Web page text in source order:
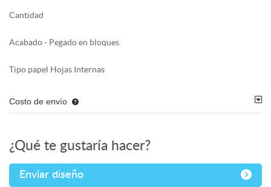
Cantidad
Acabado - Pegado en bloques
Tipo papel Hojas Internas
Costo de envío
¿Qué te gustaría hacer?
Enviar diseño